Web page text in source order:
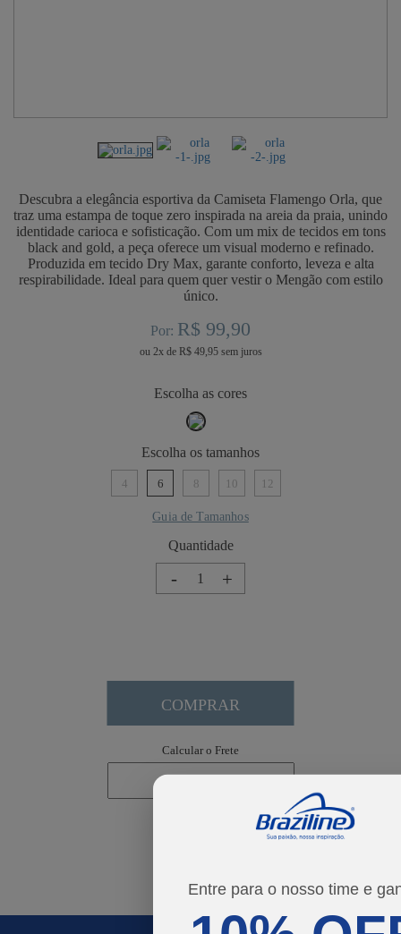
Entre para o nosso time e
Descubra a elegância esportiva da Camiseta Flamengo Orla, que
traz uma estampa de toque zero inspirada na areia da praia, unindo
identidade carioca e sofisticação. Com um mix de tecidos em tons
black and gold, a peça oferece um visual moderno e refinado.
Produzida em tecido Dry Max, garante conforto, leveza e alta
respirabilidade. Ideal para quem quer vestir o Mengão com estilo
único.
Por: R$ 99,90
ou 2xde R$ 49,95
cores
tamanhos
4 6 8 10 12
Guia de Tamanhos
+
-
COMPRAR
Calcular o Frete